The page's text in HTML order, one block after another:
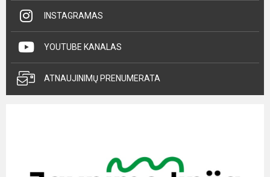
INSTAGRAMAS
YOUTUBE KANALAS
ATNAUJINIMŲ PRENUMERATA